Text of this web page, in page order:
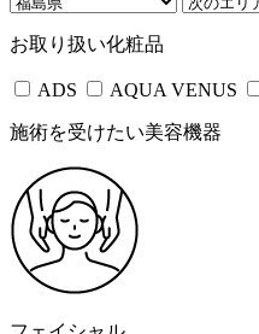
お取り扱い化粧品
ADS AQUA VENUS
施術を受けたい美容機器